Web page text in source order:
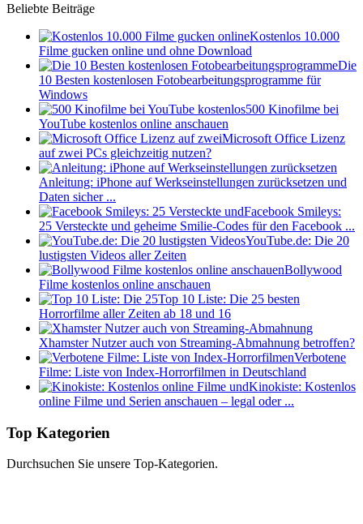
Beliebte Beiträge
Kostenlos 10.000
Filme gucken online und ohne Download
Die
10 Besten kostenlosen Fotobearbeitungsprogramme für
Windows
500 Kinofilme bei
YouTube kostenlos online anschauen
Microsoft Office Lizenz
auf zwei PCs gleichzeitig nutzen?
Anleitung: iPhone auf Werkseinstellungen zurücksetzen und
Daten sicher ...
Facebook Smileys:
25 Versteckte und geheime Smilie-Codes für den Facebook ...
YouTube.de: Die 20
lustigsten Videos aller Zeiten
Bollywood
Filme kostenlos online anschauen
Top 10 Liste: Die 25 besten
Horrorfilme aller Zeiten ab 18 und 16
Xhamster Nutzer auch von Streaming-Abmahnung betroffen?
Verbotene
Filme: Liste von Index-Horrorfilmen in Deutschland
Kinokiste: Kostenlos
online Filme und Serien anschauen – legal oder ...
Top Kategorien
Durchsuchen Sie unsere Top-Kategorien.